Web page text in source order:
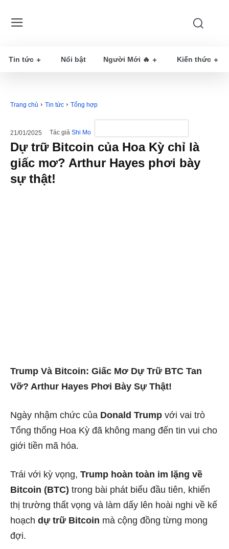
Tin tức Nổi bật Người Mới 🔥 Kiến thức
Trang chủ Tin tức Tổng hợp
21/01/2025 Tác giả Shi Mo
Dự trữ Bitcoin của Hoa Kỳ chỉ là
giấc mơ? Arthur Hayes phơi bày
sự thật!
Trump Và Bitcoin: Giấc Mơ Dự Trữ BTC Tan
Vỡ? Arthur Hayes Phơi Bày Sự Thật!
Ngày nhậm chức của Donald Trump với vai trò
Tổng thống Hoa Kỳ đã không mang đến tin vui cho
giới tiền mã hóa.
Trái với kỳ vọng, Trump hoàn toàn im lặng về
Bitcoin (BTC) trong bài phát biểu đầu tiên, khiến
thị trường thất vọng và làm dấy lên hoài nghi về kế
hoạch dự trữ Bitcoin mà cộng đồng từng mong
đợi.